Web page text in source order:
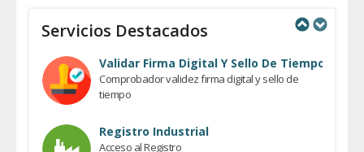
Servicios Destacados
Validar Firma Digital Y Sello De Tiempo
Comprobador validez firma digital y sello de
tiempo
Registro Industrial
Acceso al Registro
Previous